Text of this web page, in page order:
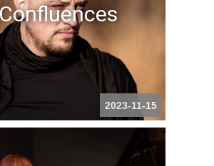
2023-11-15
Confluences